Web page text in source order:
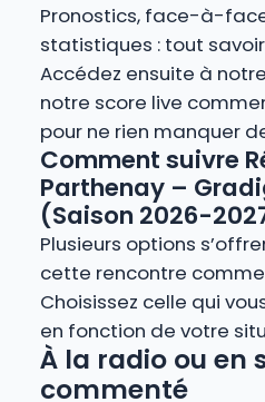
Pronostics, face-à-
statistiques : tout
Accédez ensuite à
notre score live
pour ne rien manquer
Comment suivre
Parthenay –
(Saison 2026-
Plusieurs options
cette rencontre comme
Choisissez celle qui
en fonction de votre
À la radio ou en
commenté